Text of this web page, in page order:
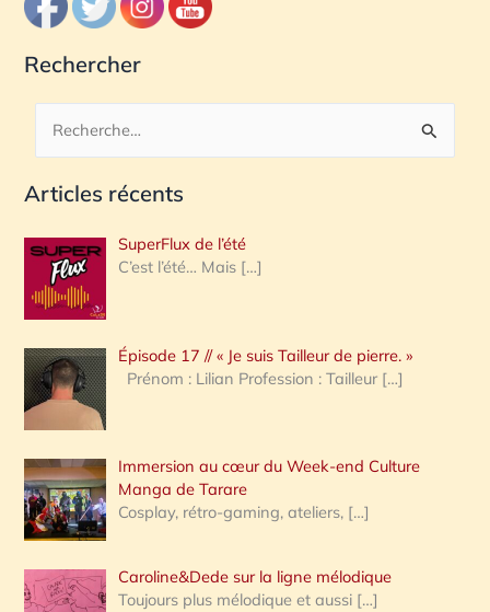
Rechercher
c
e
r
c
h
e
:
Articles récents
SuperFlux de l’été
C’est l’été… Mais […]
Épisode 17 // « Je suis Tailleur de pierre. »
Prénom : Lilian Profession : Tailleur […]
Immersion au cœur du Week-end Culture
Manga de Tarare
Cosplay, rétro-gaming, ateliers, […]
Caroline&Dede sur la ligne mélodique
Toujours plus mélodique et aussi […]